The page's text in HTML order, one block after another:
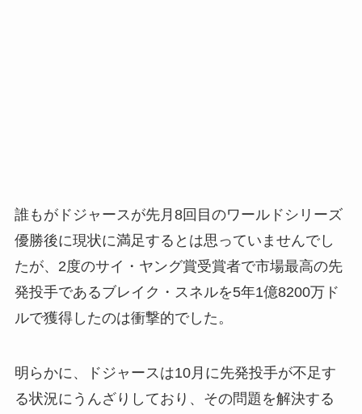
誰もがドジャースが先月8回目のワールドシリーズ
優勝後に現状に満足するとは思っていませんでし
たが、2度のサイ・ヤング賞受賞者で市場最高の先
発投手であるブレイク・スネルを5年1億8200万ド
ルで獲得したのは衝撃的でした。
明らかに、ドジャースは10月に先発投手が不足す
る状況にうんざりしており、その問題を解決する